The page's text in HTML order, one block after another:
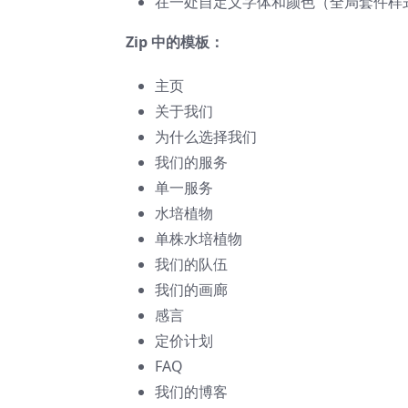
Zip 中的模板：
主页
关于我们
为什么选择我们
我们的服务
单一服务
水培植物
单株水培植物
我们的队伍
我们的画廊
感言
定价计划
FAQ
我们的博客